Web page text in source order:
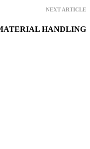
NEXT ARTICLE
HANDLING